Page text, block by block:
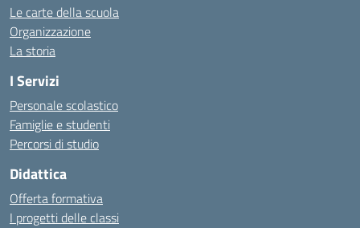
Le carte della scuola
Organizzazione
La storia
I Servizi
Personale scolastico
Famiglie e studenti
Percorsi di studio
Didattica
Offerta formativa
I progetti delle classi